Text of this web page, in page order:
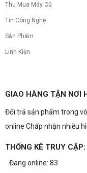
Thu Mua Máy Cũ
Tin Công Nghệ
Sản Phẩm
Linh Kiện
GIAO HÀNG TẬN NƠI
Đổi trả sản phẩm trong
online Chấp nhận nhiều
THỐNG KÊ TRUY CẬP:
Đang online: 83